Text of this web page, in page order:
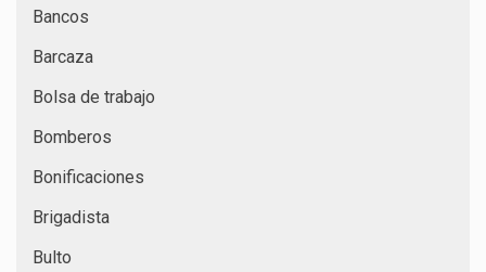
Bancos
Barcaza
Bolsa de trabajo
Bomberos
Bonificaciones
Brigadista
Bulto